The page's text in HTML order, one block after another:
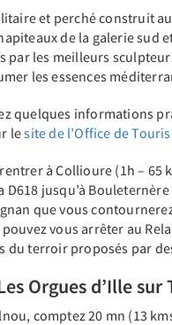
et perché construit
de la galerie sud
par les meilleurs
les essences
quelques informations
lesite de l’Office de
à Collioure (1h – 65
D618 jusqu’à
que vous
pouvez vous arrêter au
du terroir proposés par
Orgues d’Ille sur
comptez 20 mn (13